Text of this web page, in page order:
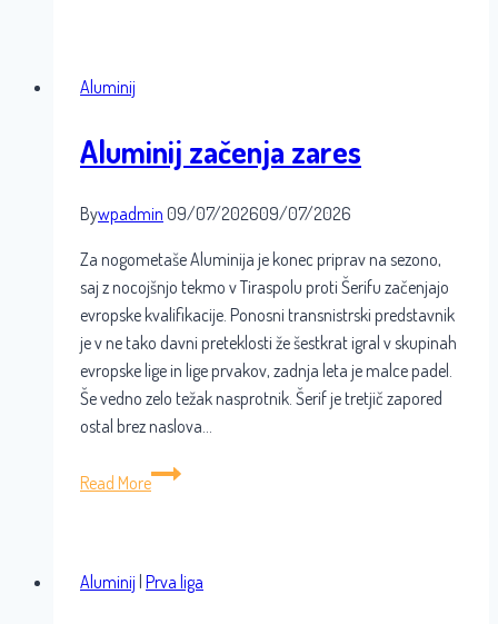
Aluminij
Aluminij začenja zares
Bywpadmin 09/07/202609/07/2026
Za nogometaše Aluminija je konec priprav na sezono,
saj z nocojšnjo tekmo v Tiraspolu proti Šerifu začenjajo
evropske kvalifikacije. Ponosni transnistrski predstavnik
je v ne tako davni preteklosti že šestkrat igral v skupinah
evropske lige in lige prvakov, zadnja leta je malce padel.
Še vedno zelo težak nasprotnik. Šerif je tretjič zapored
ostal brez naslova…
Read More
Aluminij
začenja
Aluminij | Prva liga